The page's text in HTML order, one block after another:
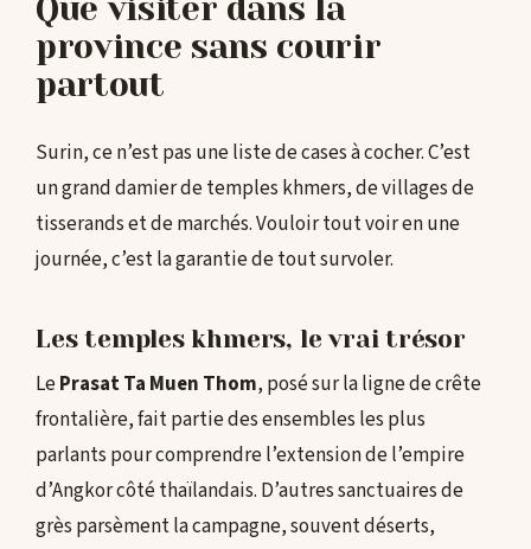
Que visiter dans la
province sans courir
partout
Surin, ce n’est pas une liste de cases à cocher. C’est
un grand damier de temples khmers, de villages de
tisserands et de marchés. Vouloir tout voir en une
journée, c’est la garantie de tout survoler.
Les temples khmers, le vrai trésor
LePrasat Ta Muen Thom, posé sur la ligne de crête
frontalière, fait partie des ensembles les plus
parlants pour comprendre l’extension de l’empire
d’Angkor côté thaïlandais. D’autres sanctuaires de
grès parsèment la campagne, souvent déserts,